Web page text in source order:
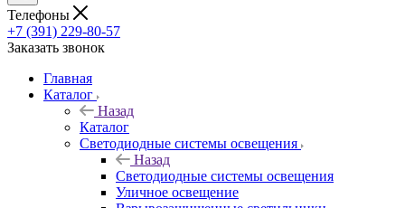
Телефоны
+7 (391) 229-80-57
Заказать звонок
Главная
Каталог
Назад
Каталог
Светодиодные системы освещения
Назад
Светодиодные системы освещения
Уличное освещение